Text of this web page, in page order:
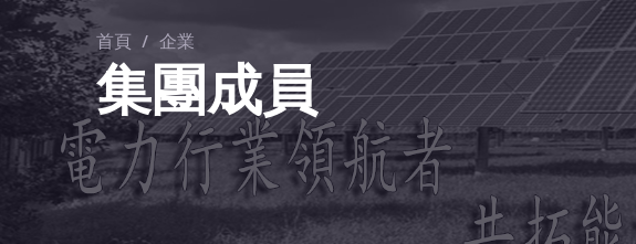
首頁 / 企業
集團成員